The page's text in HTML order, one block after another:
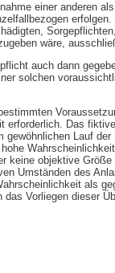
einer anderen
wäre,
auch dann
solchen
erforderlich. Das
Lauf
keine objektive
Umständen des
als
Vorliegen dieser